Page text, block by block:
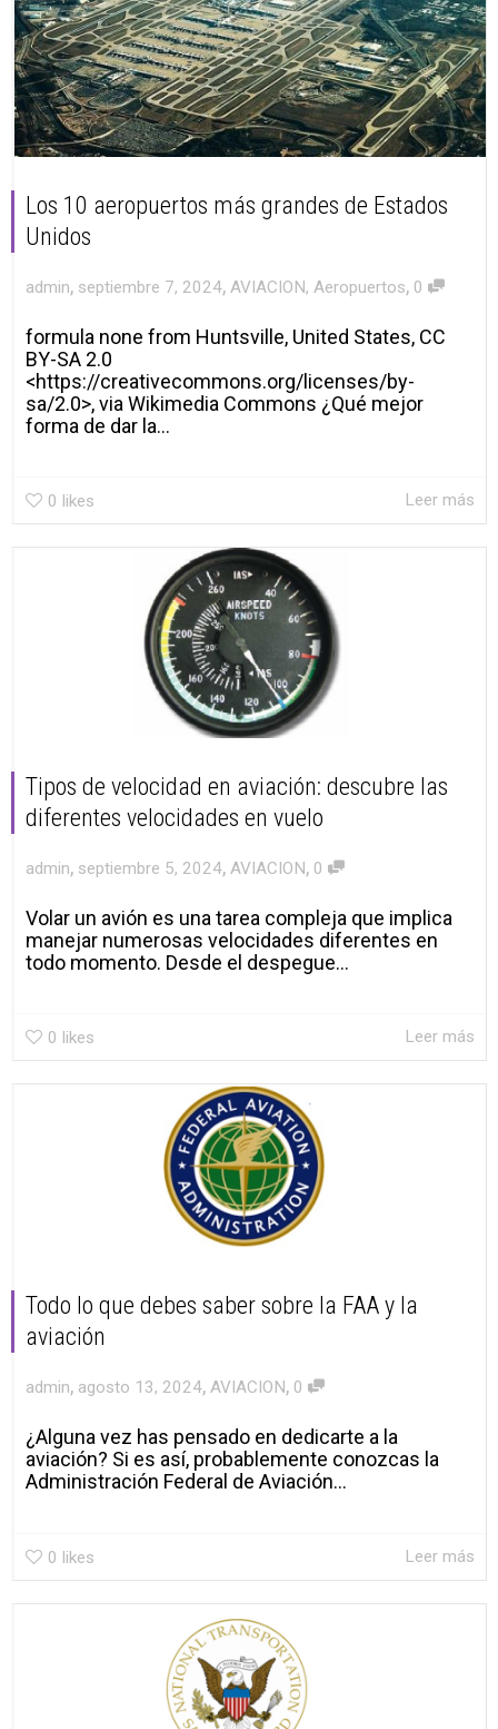
Los 10 aeropuertos más grandes de Estados
Unidos
admin, septiembre 7, 2024, AVIACION, Aeropuertos, 0
formula none from Huntsville, United States, CC
BY-SA 2.0
<https://creativecommons.org/licenses/by-
sa/2.0>, via Wikimedia Commons ¿Qué mejor
forma de dar la...
0 likes Leer más
Tipos de velocidad en aviación: descubre las
diferentes velocidades en vuelo
admin, septiembre 5, 2024, AVIACION, 0
Volar un avión es una tarea compleja que implica
manejar numerosas velocidades diferentes en
todo momento. Desde el despegue...
0 likes Leer más
Todo lo que debes saber sobre la FAA y la
aviación
admin, agosto 13, 2024, AVIACION, 0
¿Alguna vez has pensado en dedicarte a la
aviación? Si es así, probablemente conozcas la
Administración Federal de Aviación...
0 likes Leer más